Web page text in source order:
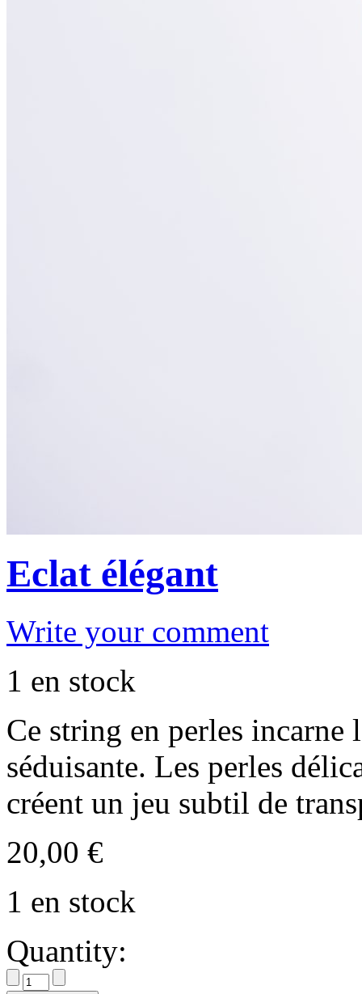
Eclat élégant
Write your comment
1 en stock
Ce string en perles
séduisante. Les perles
créent un jeu subtil de
20,00 €
1 en stock
Quantity: